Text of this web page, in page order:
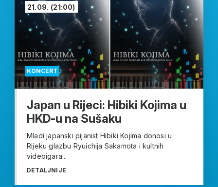
KONCERT
21.09. (21:00)
Japan u Rijeci: Hibiki Kojima u
HKD-u na Sušaku
Mladi japanski pijanist Hibiki Kojima donosi u
Rijeku glazbu Ryuichija Sakamota i kultnih
videoigara...
DETALJNIJE